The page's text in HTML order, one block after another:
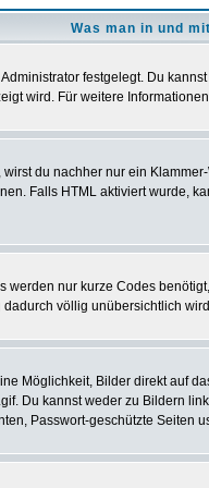
Was man in und
festgelegt. Du
wird. Für weitere
du nachher nur ein
Falls HTML aktiviert wurde,
nur kurze Codes
völlig unübersichtlich
Möglichkeit, Bilder direkt
Du kannst weder zu Bildern
Passwort-geschützte